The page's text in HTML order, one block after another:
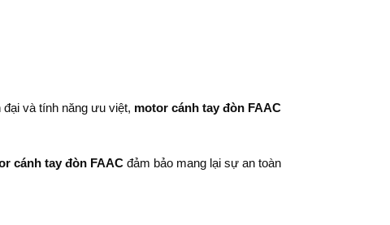
và tính năng ưu việt, motor cánh tay đòn FAAC
cánh tay đòn FAAC đảm bảo mang lại sự an toàn